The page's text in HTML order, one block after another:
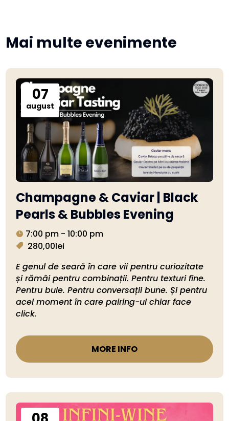
Mai multe evenimente
07
august
Champagne & Caviar | Black
Pearls & Bubbles Evening
7:00 pm - 10:00 pm
280,00lei
E genul de seară în care vii pentru curiozitate
și rămâi pentru combinații. Pentru texturi fine.
Pentru bule. Pentru conversații bune. Și pentru
acel moment în care pairing-ul chiar face
click.
MORE INFO